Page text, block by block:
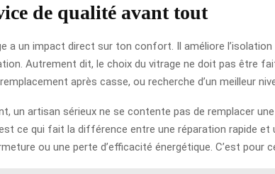
de qualité avant tout
a un impact direct sur ton confort. Il améliore
Autrement dit, le choix du vitrage ne doit pas être
après casse, ou recherche d’un meilleur
un artisan sérieux ne se contente pas de remplacer
ce qui fait la différence entre une réparation rapide
ou une perte d’efficacité énergétique. C’est pour